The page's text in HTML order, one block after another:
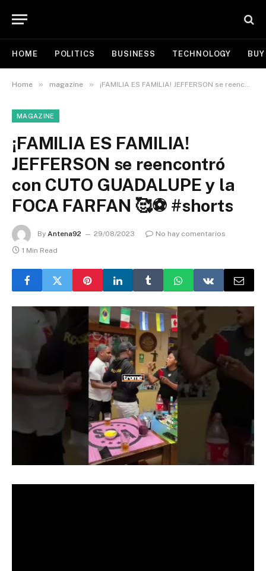
HOME POLITICS BUSINESS TECHNOLOGY
Home » magazine » ¡FAMILIA ES FAMILIA! JEFFERSON se reencontró con CUTO GUADALUPE y la FOCA FARFAN 🥰⚽ #shorts
MAGAZINE
¡FAMILIA ES FAMILIA!
JEFFERSON se reencontró
con CUTO GUADALUPE y la
FOCA FARFAN 🥰⚽ #shorts
By Antena92 29/08/2023
No hay comentarios
1 Min Read